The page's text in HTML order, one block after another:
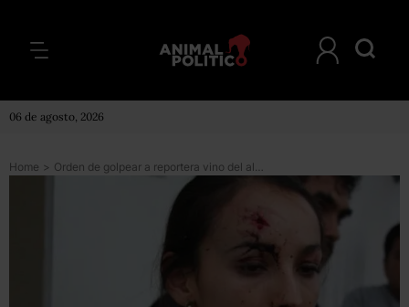
06 de agosto, 2026
Home > Orden de golpear a reportera vino del alcalde de Silao, declara agresor confeso